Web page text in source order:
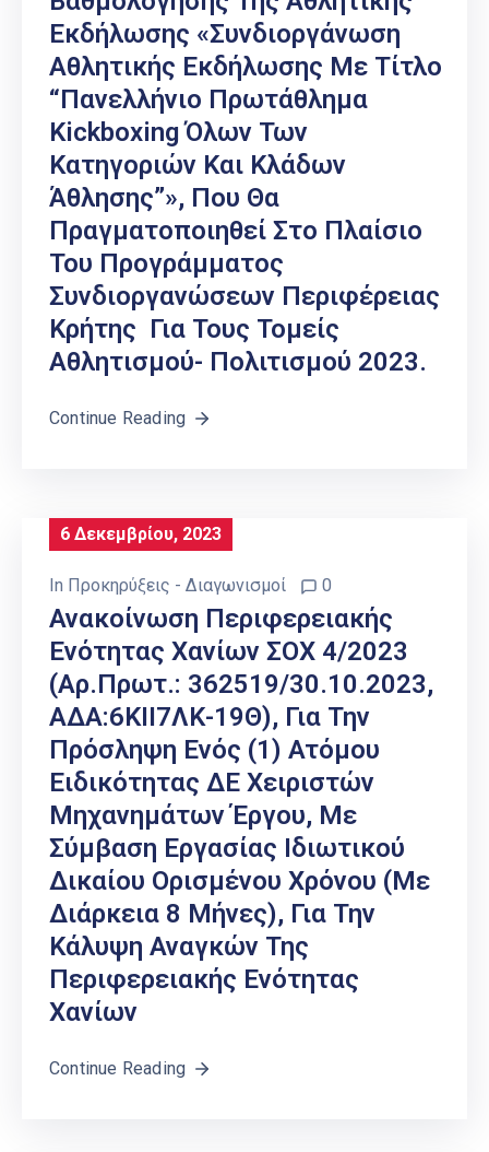
Εκδήλωσης «Συνδιοργάνωση
Αθλητικής Εκδήλωσης Με Τίτλο
“Πανελλήνιο Πρωτάθλημα
Kickboxing Όλων Των
Κατηγοριών Και Κλάδων
Άθλησης”», Που Θα
Πραγματοποιηθεί Στo Πλαίσιο
Του Προγράμματος
Συνδιοργανώσεων Περιφέρειας
Κρήτης Για Τους Τομείς
Αθλητισμού- Πολιτισμού 2023.
Continue Reading
6 Δεκεμβρίου, 2023
In Προκηρύξεις - Διαγωνισμοί 0
Ανακοίνωση Περιφερειακής
Ενότητας Χανίων ΣΟΧ 4/2023
(Αρ.Πρωτ.: 362519/30.10.2023,
ΑΔΑ:6ΚΙΙ7ΛΚ-19Θ), Για Την
Πρόσληψη Ενός (1) Ατόμου
Ειδικότητας ΔΕ Χειριστών
Μηχανημάτων Έργου, Με
Σύμβαση Εργασίας Ιδιωτικού
Δικαίου Ορισμένου Χρόνου (με
Διάρκεια 8 Μήνες), Για Την
Κάλυψη Αναγκών Της
Περιφερειακής Ενότητας
Χανίων
Continue Reading